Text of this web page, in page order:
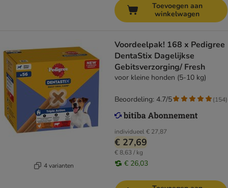
Toevoegen aan
winkelwagen
4 varianten
Voordeelpak! 168 x Pedigree
DentaStix Dagelijkse
Gebitsverzorging/ Fresh
voor kleine honden (5-10 kg)
individueel€ 27,87
€ 27,69
€ 8,63 / kg
€ 26,03
Beoordeling: 4.7/5 (154)